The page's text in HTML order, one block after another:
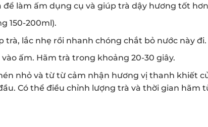
làm ấm dụng cụ và giúp trà dậy hương tốt
150-200ml).
trà, lắc nhẹ rồi nhanh chóng chắt bỏ nước này đi.
ấm. Hãm trà trong khoảng 20-30 giây.
nhỏ và từ từ cảm nhận hương vị thanh khiết
Có thể điều chỉnh lượng trà và thời gian hãm